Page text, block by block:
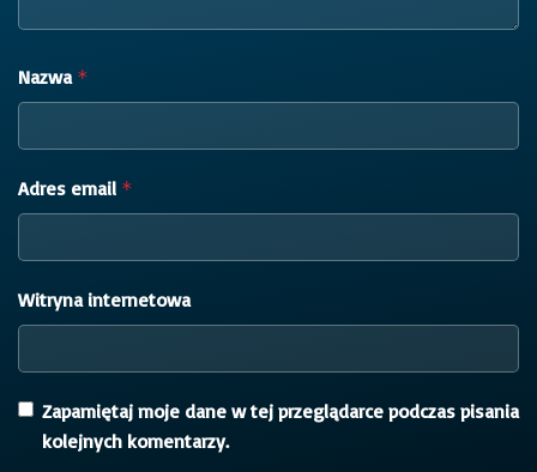
Nazwa *
Adres email *
Witryna internetowa
Zapamiętaj moje dane w tej przeglądarce podczas pisania
kolejnych komentarzy.